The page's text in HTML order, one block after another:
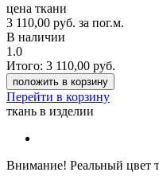
цена ткани
3 110,00 руб. за пог.м.
В наличии
1.0
Итого: 3 110,00 руб.
положить в корзину
Перейти в корзину
ткань в изделии
Внимание! Реальный цвет